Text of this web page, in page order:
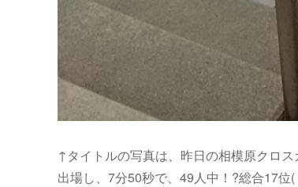
↑タイトルの写真は、昨日の相模原クロ
出場し、7分50秒で、49人中！?総合17